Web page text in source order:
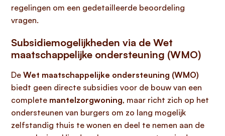
regelingen om een gedetailleerde beoordeling
vragen.
Subsidiemogelijkheden via de Wet
maatschappelijke ondersteuning (WMO)
De Wet maatschappelijke ondersteuning (WMO)
biedt geen directe subsidies voor de bouw van een
complete mantelzorgwoning, maar richt zich op het
ondersteunen van burgers om zo lang mogelijk
zelfstandig thuis te wonen en deel te nemen aan de